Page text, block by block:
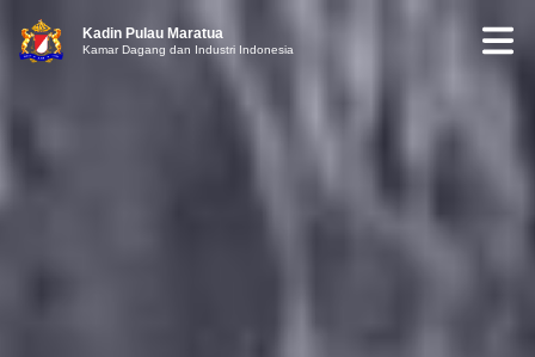
Kadin Pulau Maratua
Kamar Dagang dan Industri Indonesia